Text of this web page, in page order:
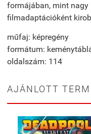
formájában, mint
filmadaptációként
műfaj: képregény
formátum:
oldalszám: 114
AJÁNLOTT